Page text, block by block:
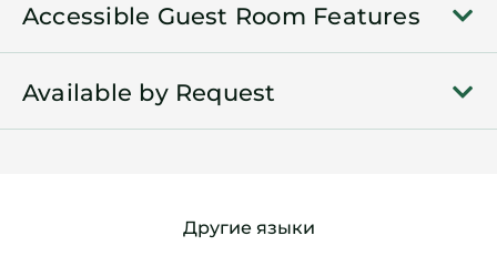
Accessible Guest Room Features
Available by Request
Другие языки